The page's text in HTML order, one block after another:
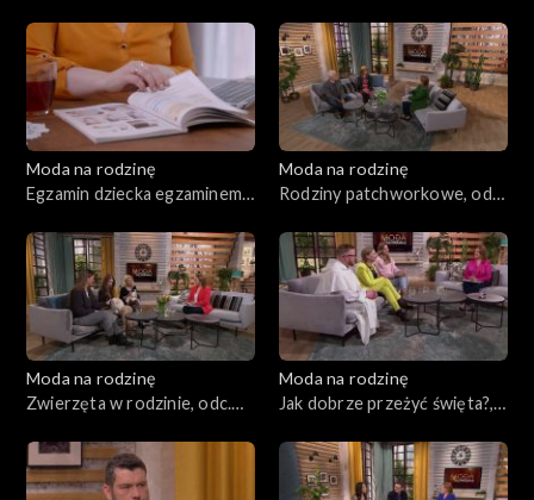
Moda na rodzinę
Egzamin dziecka egzaminem
Moda na rodzinę
Rodziny patchworkowe, odc.
Moda na rodzinę
Zwierzęta w rodzinie, odc.
Moda na rodzinę
Jak dobrze przeżyć święta?,